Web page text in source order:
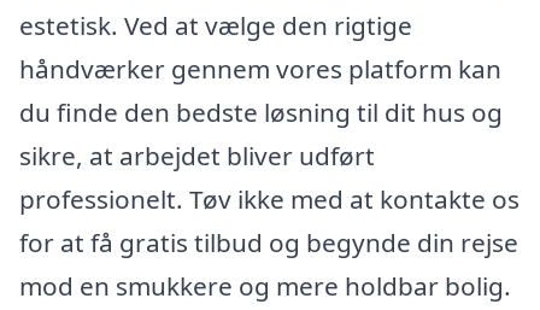
estetisk. Ved at vælge den rigtige
håndværker gennem vores platform kan
du finde den bedste løsning til dit hus og
sikre, at arbejdet bliver udført
professionelt. Tøv ikke med at kontakte os
for at få gratis tilbud og begynde din rejse
mod en smukkere og mere holdbar bolig.